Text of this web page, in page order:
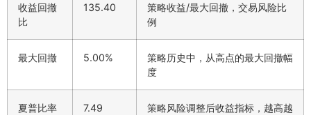
收益回撤
比
135.40
策略收益/最大回撤，交易风险比
例
最大回撤 5.00%
策略历史中，从高点的最大回撤幅
度
夏普比率 7.49
策略风险调整后收益指标，越高越